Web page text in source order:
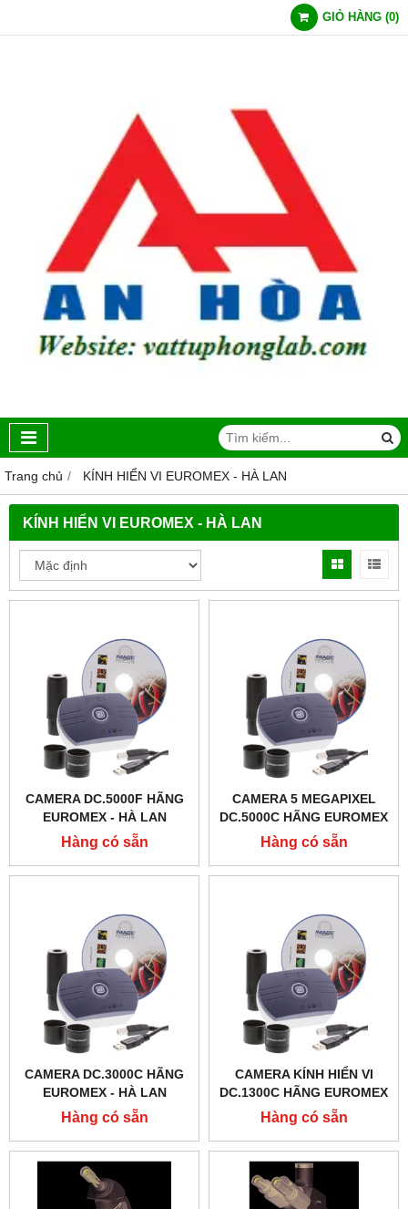
GIỎ HÀNG (0)
Trang chủ KÍNH HIỂN VI EUROMEX - HÀ LAN
KÍNH HIỂN VI EUROMEX - HÀ LAN
CAMERA DC.5000F HÃNG
EUROMEX - HÀ LAN
Hàng có sẵn
CAMERA 5 MEGAPIXEL
DC.5000C HÃNG EUROMEX
- HÀ LAN
Hàng có sẵn
CAMERA DC.3000C HÃNG
EUROMEX - HÀ LAN
Hàng có sẵn
CAMERA KÍNH HIỂN VI
DC.1300C HÃNG EUROMEX
- HÀ LAN
Hàng có sẵn